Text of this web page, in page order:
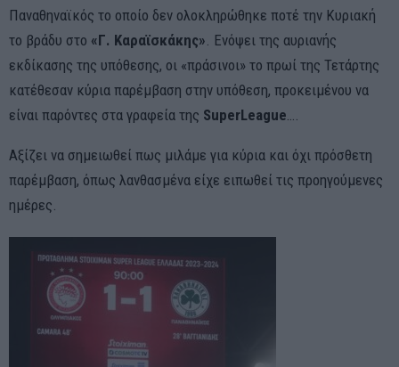
Παναθηναϊκός το οποίο δεν ολοκληρώθηκε ποτέ την Κυριακή
το βράδυ στο «Γ. Καραϊσκάκης» . Ενόψει της αυριανής
εκδίκασης της υπόθεσης, οι «πράσινοι» το πρωί της Τετάρτης
κατέθεσαν κύρια παρέμβαση στην υπόθεση, προκειμένου να
είναι παρόντες στα γραφεία της SuperLeague
Αξίζει να σημειωθεί πως μιλάμε για κύρια και όχι πρόσθετη
παρέμβαση, όπως λανθασμένα είχε ειπωθεί τις προηγούμενες
ημέρες.